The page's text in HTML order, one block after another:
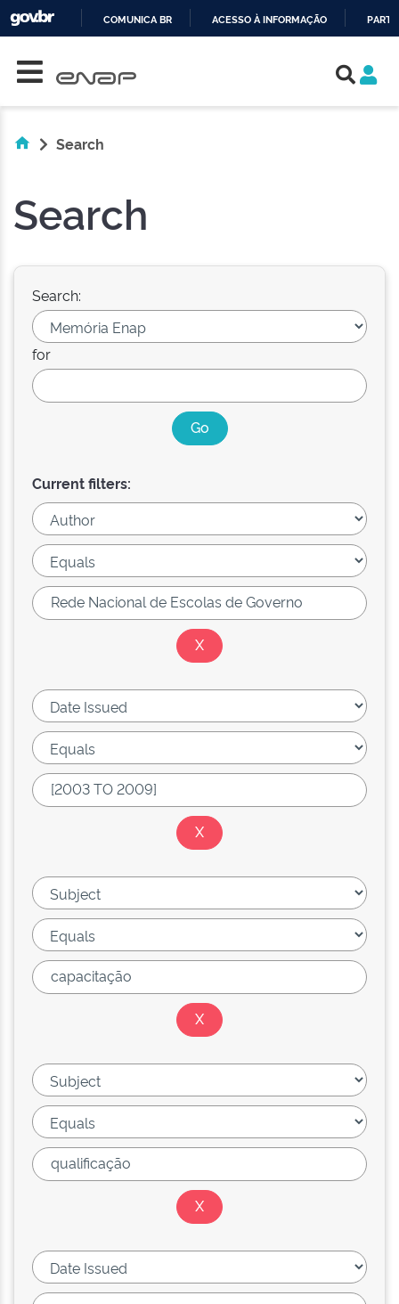
COMUNICA BR ACESSO À INFORMAÇÃO
Search
Search
Search:
for
Current filters: